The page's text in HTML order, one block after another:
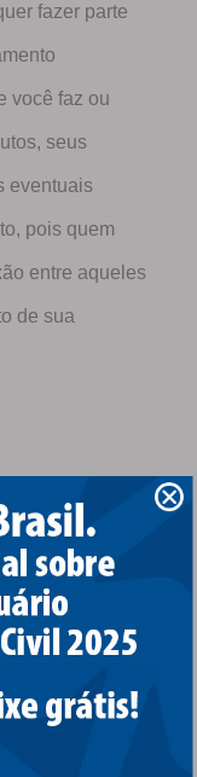
fazer parte
você faz ou
seus
eventuais
pois quem
entre aqueles
de sua
EM